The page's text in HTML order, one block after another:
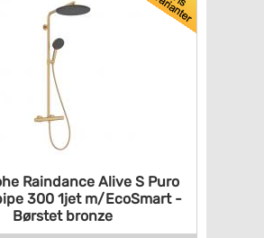
Raindance Alive SPuro
300 1jetm/EcoSmart -
Børstet bronze